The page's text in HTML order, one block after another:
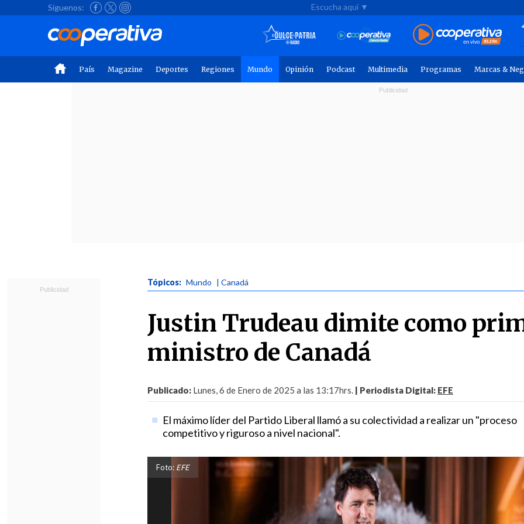
Síguenos: Escucha aquí ▼
País Magazine Deportes Regiones Mundo Opinión Podcast Multimedia Programas Marcas &
Tópicos: Mundo | Canadá
Justin Trudeau dimite como
ministro de Canadá
Publicado: Lunes, 6 de Enero de 2025 a las 13:17hrs. | Periodista Digital: EFE
El máximo líder del Partido Liberal llamó a su colectividad a realizar un "proceso
competitivo y riguroso a nivel nacional".
Foto: EFE